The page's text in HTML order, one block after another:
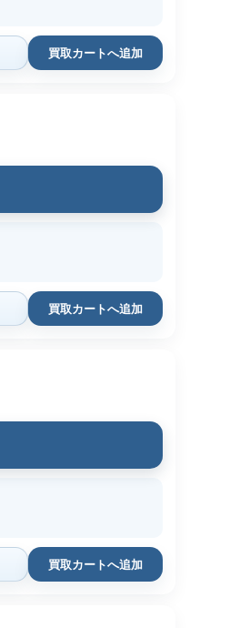
買取カートへ追加
買取カートへ追加
買取カートへ追加